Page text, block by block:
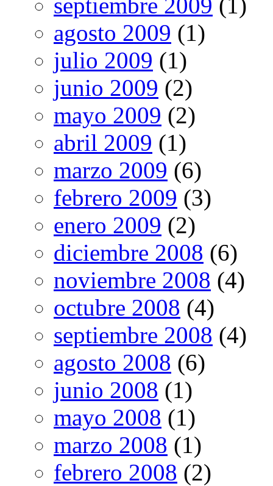
agosto 2009 (1)
julio 2009 (1)
junio 2009 (2)
mayo 2009 (2)
abril 2009 (1)
marzo 2009 (6)
febrero 2009 (3)
enero 2009 (2)
diciembre 2008 (6)
noviembre 2008 (4)
octubre 2008 (4)
septiembre 2008 (4)
agosto 2008 (6)
junio 2008 (1)
mayo 2008 (1)
marzo 2008 (1)
febrero 2008 (2)